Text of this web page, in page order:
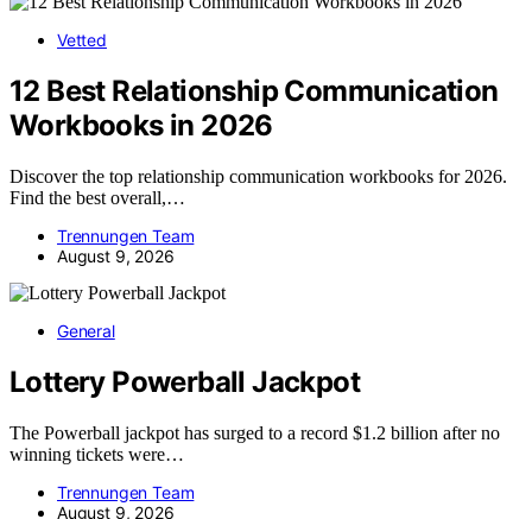
Vetted
12 Best Relationship Communication
Workbooks in 2026
Discover the top relationship communication workbooks for 2026.
Find the best overall,…
Trennungen Team
August 9, 2026
General
Lottery Powerball Jackpot
The Powerball jackpot has surged to a record $1.2 billion after no
winning tickets were…
Trennungen Team
August 9, 2026